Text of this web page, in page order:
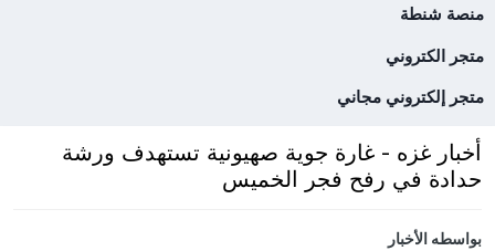
منصة شنطة
متجر الكتروني
متجر إلكتروني مجاني
أخبار غزه - غارة جوية صهيونية تستهدف ورشة
حدادة في رفح فجر الخميس
بواسطهالأخبار